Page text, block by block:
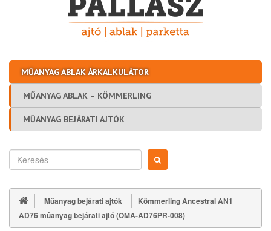
MŰANYAG ABLAK ÁRKALKULÁTOR
MŰANYAG ABLAK – KÖMMERLING
MŰANYAG BEJÁRATI AJTÓK
Műanyag bejárati ajtók
Kömmerling Ancestral AN1
AD76 mûanyag bejárati ajtó (OMA-AD76PR-008)